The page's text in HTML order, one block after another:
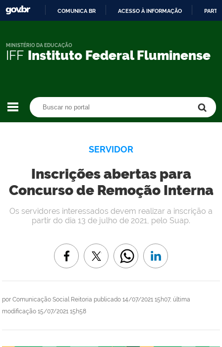
CONTEÚDO
COMUNICA BR ACESSO À INFORMAÇÃO
IFF Instituto Federal Fluminense
MINISTÉRIO DA EDUCAÇÃO
SERVIDOR
Inscrições abertas para
Concurso de Remoção Interna
por Comunicação Social Reitoria publicado 14/07/2021 15h07, última
modificação 15/07/2021 15h58
Os servidores interessados devem realizar a inscrição a
partir do dia 13 de julho de 2021, pelo Suap.